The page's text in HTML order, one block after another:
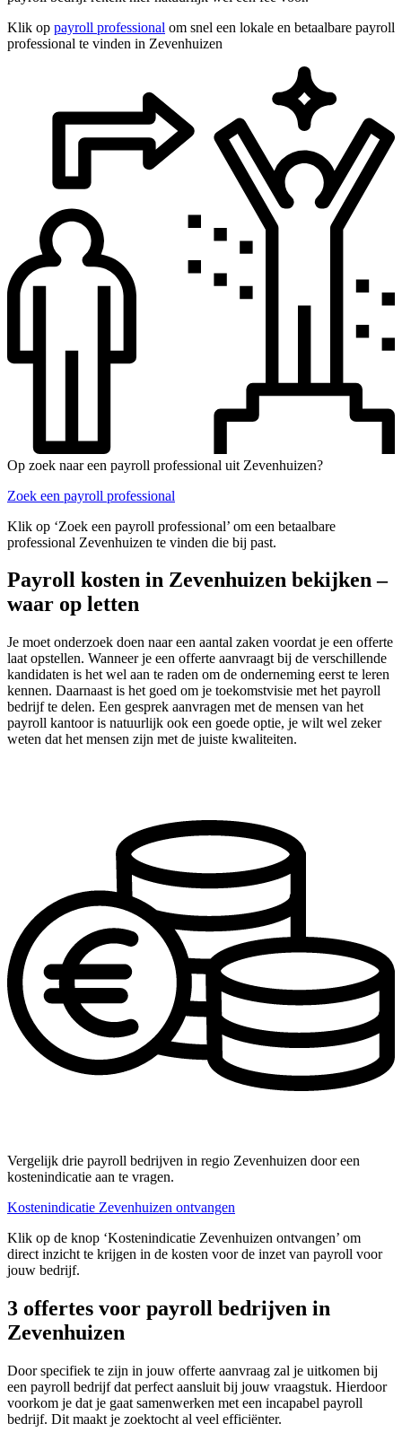
Klik op payroll professional om snel een lokale en betaalbare payroll
professional te vinden in Zevenhuizen
Op zoek naar een payroll professional uit Zevenhuizen?
Zoek een payroll professional
Klik op ‘Zoek een payroll professional’ om een betaalbare
professional Zevenhuizen te vinden die bij past.
Payroll kosten in Zevenhuizen bekijken –
waar op letten
Je moet onderzoek doen naar een aantal zaken voordat je een offerte
laat opstellen. Wanneer je een offerte aanvraagt bij de verschillende
kandidaten is het wel aan te raden om de onderneming eerst te leren
kennen. Daarnaast is het goed om je toekomstvisie met het payroll
bedrijf te delen. Een gesprek aanvragen met de mensen van het
payroll kantoor is natuurlijk ook een goede optie, je wilt wel zeker
weten dat het mensen zijn met de juiste kwaliteiten.
Vergelijk drie payroll bedrijven in regio Zevenhuizen door een
kostenindicatie aan te vragen.
Kostenindicatie Zevenhuizen ontvangen
Klik op de knop ‘Kostenindicatie Zevenhuizen ontvangen’ om
direct inzicht te krijgen in de kosten voor de inzet van payroll voor
jouw bedrijf.
3 offertes voor payroll bedrijven in
Zevenhuizen
Door specifiek te zijn in jouw offerte aanvraag zal je uitkomen bij
een payroll bedrijf dat perfect aansluit bij jouw vraagstuk. Hierdoor
voorkom je dat je gaat samenwerken met een incapabel payroll
bedrijf. Dit maakt je zoektocht al veel efficiënter.